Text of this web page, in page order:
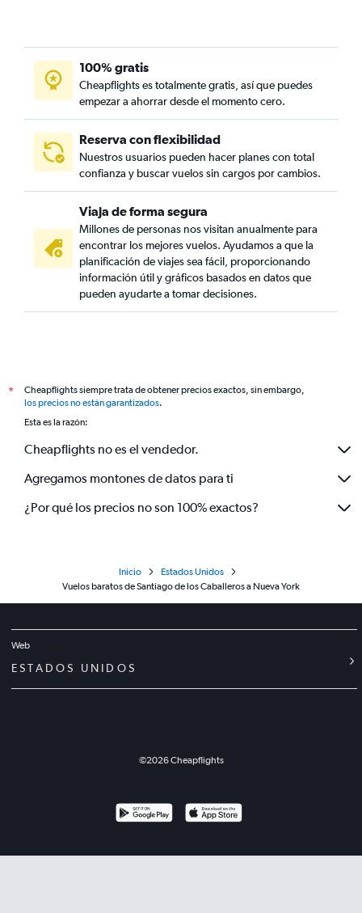
100% gratis
Cheapflights es totalmente gratis, así que puedes
empezar a ahorrar desde el momento cero.
Reserva con flexibilidad
Nuestros usuarios pueden hacer planes con total
confianza y buscar vuelos sin cargos por cambios.
Viaja de forma segura
Millones de personas nos visitan anualmente para
encontrar los mejores vuelos. Ayudamos a que la
planificación de viajes sea fácil, proporcionando
información útil y gráficos basados en datos que
pueden ayudarte a tomar decisiones.
*
Cheapflights siempre trata de obtener precios exactos, sin embargo,
los precios no están garantizados.
Esta es la razón:
Cheapflights no es el vendedor.
Agregamos montones de datos para ti
¿Por qué los precios no son 100% exactos?
Inicio
Estados Unidos
Vuelos baratos de Santiago de los Caballeros a Nueva York
Web
ESTADOS UNIDOS
©2026Cheapflights